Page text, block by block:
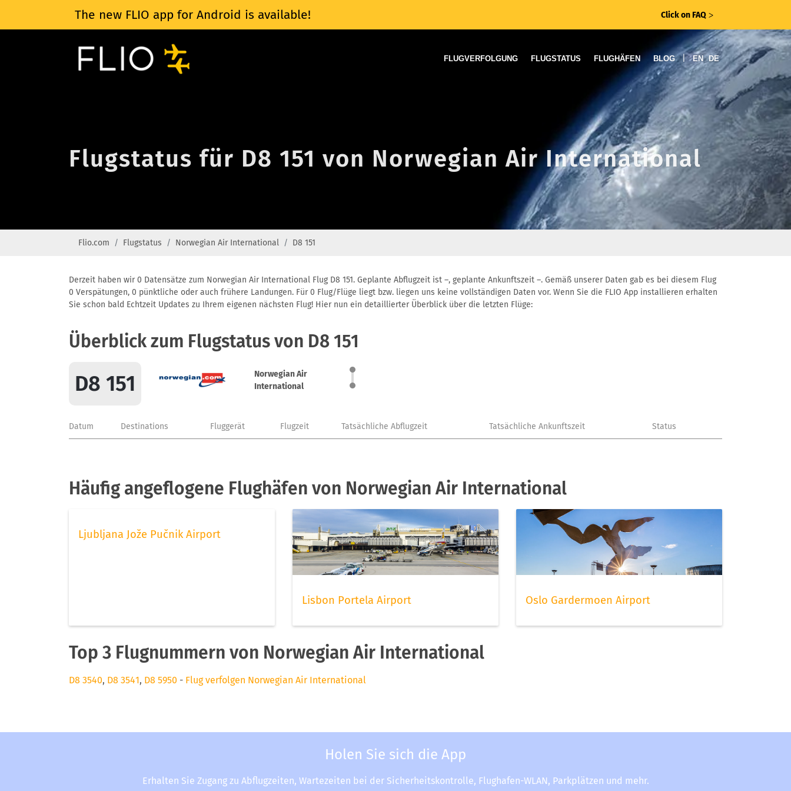
The new FLIO app for Android is available! Click on FAQ ᐳ
FLUGVERFOLGUNG FLUGSTATUS FLUGHÄFEN BLOG | EN DE
Flugstatus für D8 151 von Norwegian Air International
Flio.com Flugstatus Norwegian Air International D8 151
Derzeit haben wir 0 Datensätze zum Norwegian Air International Flug D8 151. Geplante Abflugzeit ist –, geplante Ankunftszeit –. Gemäß unserer Daten gab es bei diesem Flug
0 Verspätungen, 0 pünktliche oder auch frühere Landungen. Für 0 Flug/Flüge liegt bzw. liegen uns keine vollständigen Daten vor. Wenn Sie die FLIO App installieren erhalten
Sie schon bald Echtzeit Updates zu Ihrem eigenen nächsten Flug! Hier nun ein detaillierter Überblick über die letzten Flüge:
Überblick zum Flugstatus von D8 151
D8 151
Norwegian Air
International
Datum Destinations Fluggerät Flugzeit Tatsächliche Abflugzeit Tatsächliche Ankunftszeit Status
Häufig angeflogene Flughäfen von Norwegian Air International
Ljubljana Jože Pučnik Airport
Lisbon Portela Airport Oslo Gardermoen Airport
Top 3 Flugnummern von Norwegian Air International
D8 3540, D8 3541, D8 5950 - Flug verfolgen Norwegian Air International
Holen Sie sich die App
Erhalten Sie Zugang zu Abflugzeiten, Wartezeiten bei der Sicherheitskontrolle, Flughafen-WLAN, Parkplätzen und mehr.